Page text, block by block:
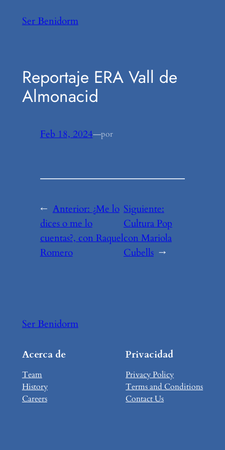
Ser Benidorm
Reportaje ERA Vall de
Almonacid
Feb 18, 2024—por
← Anterior: ¿Me lo
dices o me lo
cuentas?, con Raquel
Romero
Siguiente:
Cultura Pop
con Mariola
Cubells →
Ser Benidorm
Acerca de
Team
History
Careers
Privacidad
Privacy Policy
Terms and Conditions
Contact Us